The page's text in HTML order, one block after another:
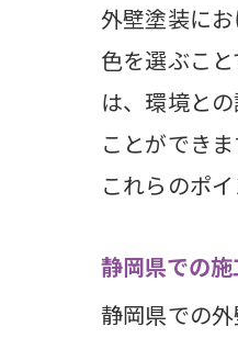
外壁塗装に
色を選ぶこ
は、環境と
ことができ
これらのポ
静岡県での
静岡県での